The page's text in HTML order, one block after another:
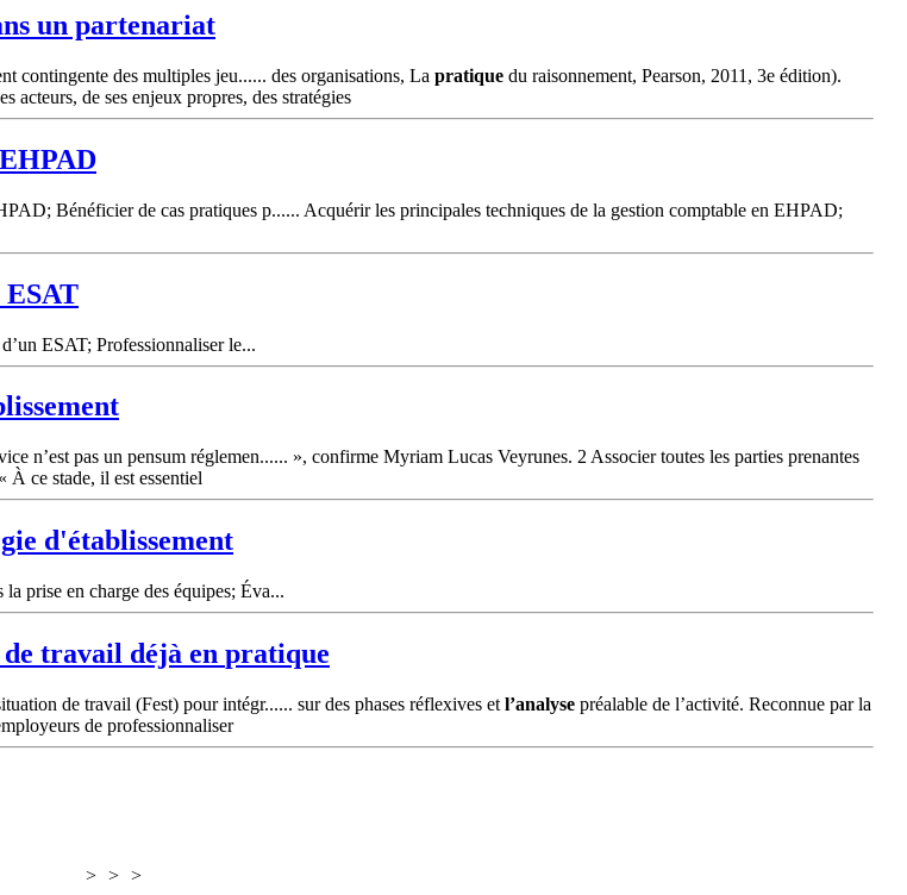
un partenariat
contingente des multiples jeu...... des organisations, La pratique du raisonnement, Pearson, 2011, 3e édition).
acteurs, de ses enjeux propres, des stratégies
Bénéficier de cas pratiques p...... Acquérir les principales techniques de la gestion comptable en EHPAD;
ESAT; Professionnaliser le...
n’est pas un pensum réglemen...... », confirme Myriam Lucas Veyrunes. 2 Associer toutes les parties prenantes
À ce stade, il est essentiel
d'établissement
prise en charge des équipes; Éva...
travail déjà en pratique
de travail (Fest) pour intégr...... sur des phases réflexives et l’analyse préalable de l’activité. Reconnue par la
de professionnaliser
> > >